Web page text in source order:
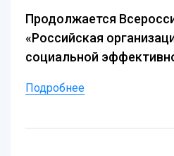
Продолжается
«Российская
социальной
Подробнее